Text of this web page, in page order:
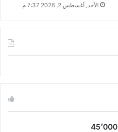
الأحد, أغسطس 2, 2026 7:37 م
45٬000